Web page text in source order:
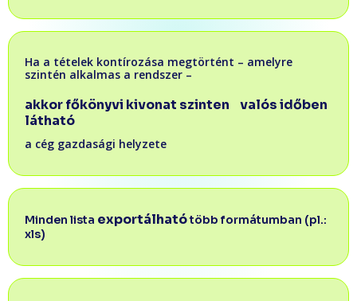
Ha a tételek kontírozása megtörtént – amelyre
szintén alkalmas a rendszer –​
akkor főkönyvi kivonat szinten valós időben
látható
a cég gazdasági helyzete​
Minden lista exportálhatótöbb formátumban (pl.:
xls)